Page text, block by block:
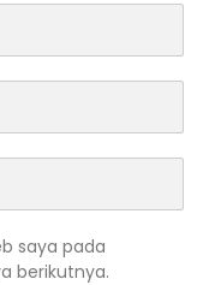
saya pada
berikutnya.